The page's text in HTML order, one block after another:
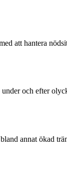
att hantera
och efter
annat ökad